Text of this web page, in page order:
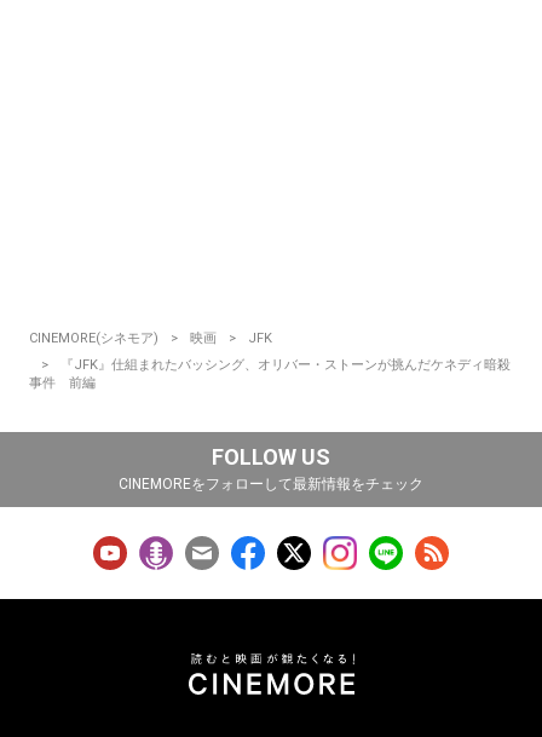
CINEMORE(シネモア) 映画
JFK
『JFK』仕組まれたバッシング、オリバー・ストーンが挑んだケネディ暗殺
事件 前編
FOLLOW US
CINEMOREをフォローして最新情報をチェック